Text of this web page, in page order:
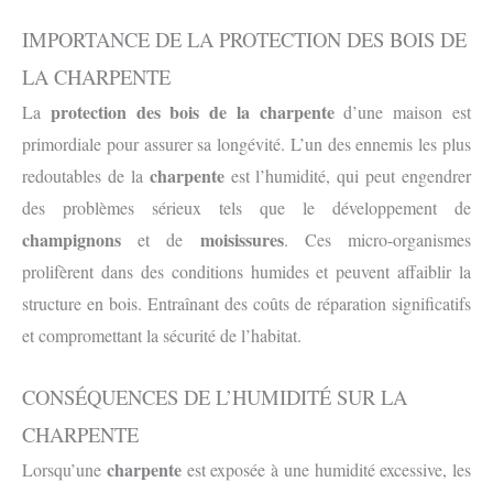
IMPORTANCE DE LA PROTECTION DES BOIS DE
LA CHARPENTE
La protection des bois de la charpented’une maison est
primordiale pour assurer sa longévité. L’un des ennemis les plus
redoutables de la charpenteest l’humidité, qui peut engendrer
des problèmes sérieux tels que le développement de
champignons et de moisissures. Ces micro-organismes
prolifèrent dans des conditions humides et peuvent affaiblir la
structure en bois. Entraînant des coûts de réparation significatifs
et compromettant la sécurité de l’habitat.
CONSÉQUENCES DE L’HUMIDITÉ SUR LA
CHARPENTE
Lorsqu’une charpenteest exposée à une humidité excessive, les